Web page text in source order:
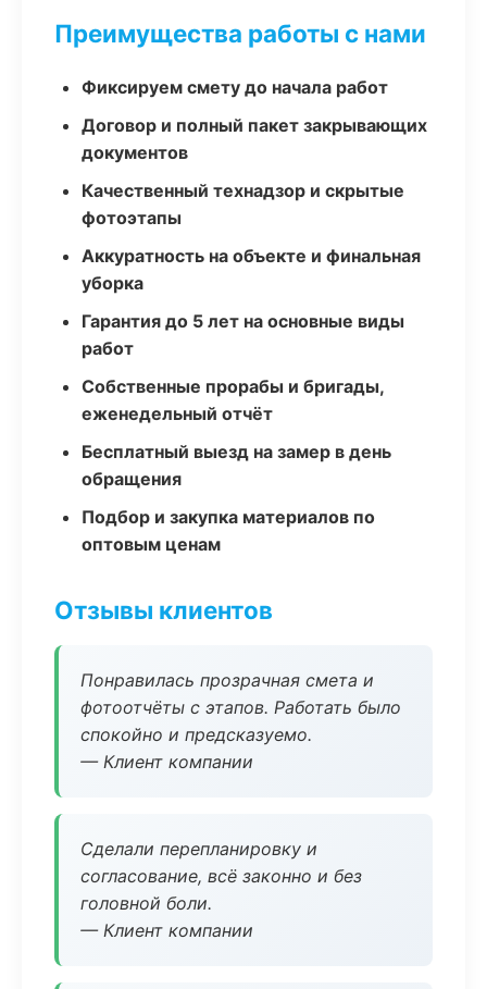
Преимущества работы с нами
Фиксируем смету до начала работ
Договор и полный пакет закрывающих
документов
Качественный технадзор и скрытые
фотоэтапы
Аккуратность на объекте и финальная
уборка
Гарантия до 5 лет на основные виды
работ
Собственные прорабы и бригады,
еженедельный отчёт
Бесплатный выезд на замер в день
обращения
Подбор и закупка материалов по
оптовым ценам
Отзывы клиентов
Понравилась прозрачная смета и
фотоотчёты с этапов. Работать было
спокойно и предсказуемо.
— Клиент компании
Сделали перепланировку и
согласование, всё законно и без
головной боли.
— Клиент компании